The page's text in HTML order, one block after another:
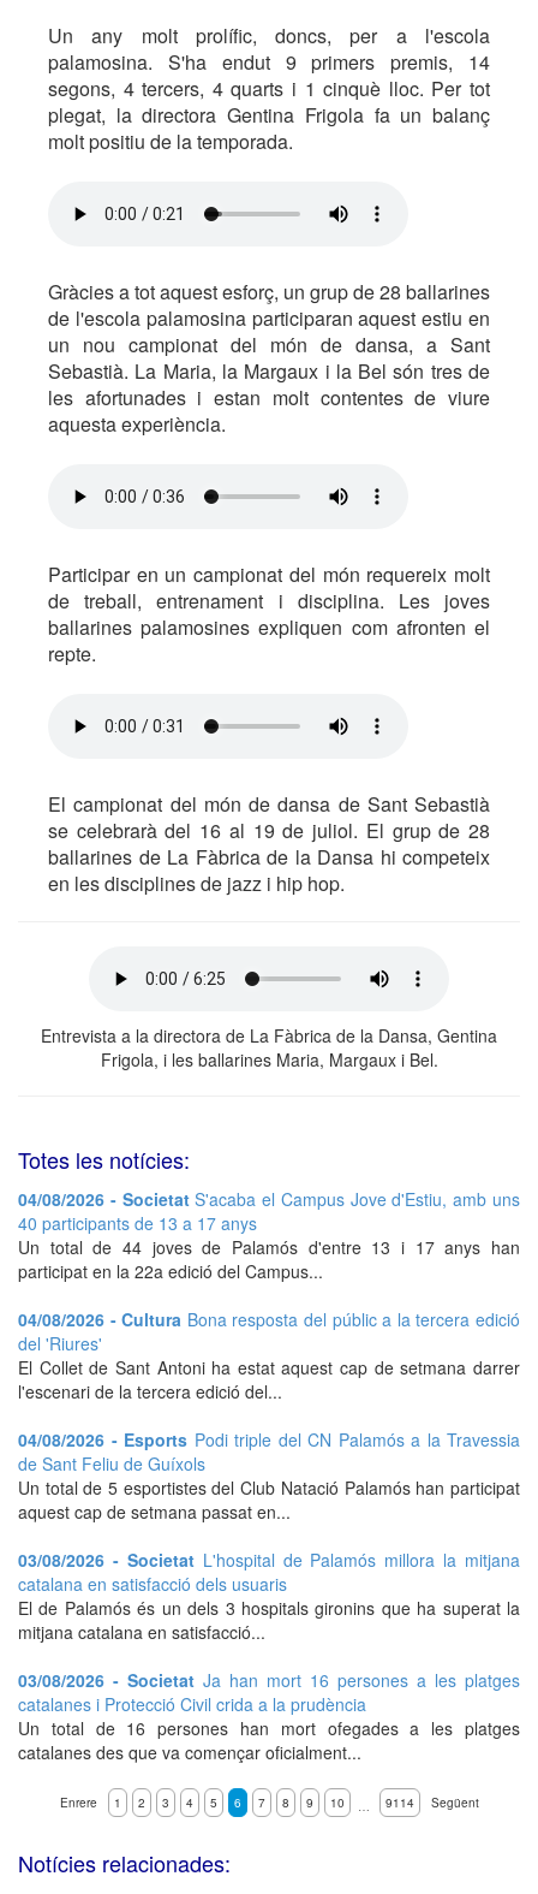
Un any molt prolífic, doncs, per a l'escola
palamosina. S'ha endut 9 primers premis, 14
segons, 4 tercers, 4 quarts i 1 cinquè lloc. Per tot
plegat, la directora Gentina Frigola fa un balanç
molt positiu de la temporada.
Gràcies a tot aquest esforç, un grup de 28 ballarines
de l'escola palamosina participaran aquest estiu en
un nou campionat del món de dansa, a Sant
Sebastià. La Maria, la Margaux i la Bel són tres de
les afortunades i estan molt contentes de viure
aquesta experiència.
Participar en un campionat del món requereix molt
de treball, entrenament i disciplina. Les joves
ballarines palamosines expliquen com afronten el
repte.
El campionat del món de dansa de Sant Sebastià
se celebrarà del 16 al 19 de juliol. El grup de 28
ballarines de La Fàbrica de la Dansa hi competeix
en les disciplines de jazz i hip hop.
Entrevista a la directora de La Fàbrica de la Dansa, Gentina
Frigola, i les ballarines Maria, Margaux i Bel.
Totes les notícies:
04/08/2026 - SocietatS'acaba el Campus Jove d'Estiu, amb uns
40 participants de 13 a 17 anys
Un total de 44 joves de Palamós d'entre 13 i 17 anys han
participat en la 22a edició del Campus...
04/08/2026 - Cultura Bona resposta del públic a la tercera edició
del 'Riures'
El Collet de Sant Antoni ha estat aquest cap de setmana darrer
l'escenari de la tercera edició del...
04/08/2026 - Esports Podi triple del CN Palamós a la Travessia
de Sant Feliu de Guíxols
Un total de 5 esportistes del Club Natació Palamós han participat
aquest cap de setmana passat en...
03/08/2026 - Societat L'hospital de Palamós millora la mitjana
catalana en satisfacció dels usuaris
El de Palamós és un dels 3 hospitals gironins que ha superat la
mitjana catalana en satisfacció...
03/08/2026 - Societat Ja han mort 16 persones a les platges
catalanes i Protecció Civil crida a la prudència
Un total de 16 persones han mort ofegades a les platges
catalanes des que va començar oficialment...
Enrere 1 2 3 4 5 6 7 8 9 10 … 9114 Següent
Notícies relacionades: